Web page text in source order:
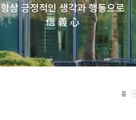
항상 긍정적인 생각과 행동으로
信 義 心
홈